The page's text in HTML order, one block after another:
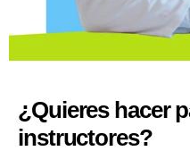
¿Quieres hacer
instructores?